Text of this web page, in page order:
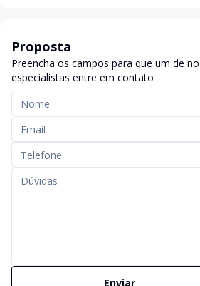
Proposta
Preencha os campos para que um de
especialistas entre em contato
Enviar